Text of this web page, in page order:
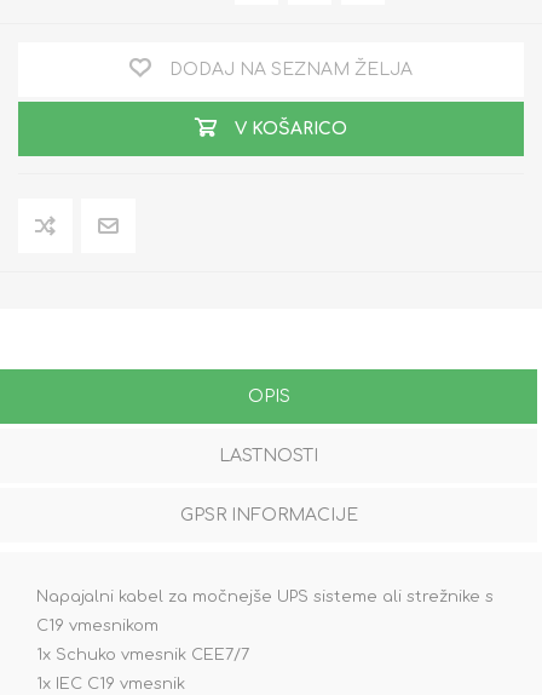
DODAJ NA SEZNAM ŽELJA
V KOŠARICO
OPIS
LASTNOSTI
GPSR INFORMACIJE
Napajalni kabel za močnejše UPS sisteme ali strežnike s
C19 vmesnikom
1x Schuko vmesnik CEE7/7
1x IEC C19 vmesnik